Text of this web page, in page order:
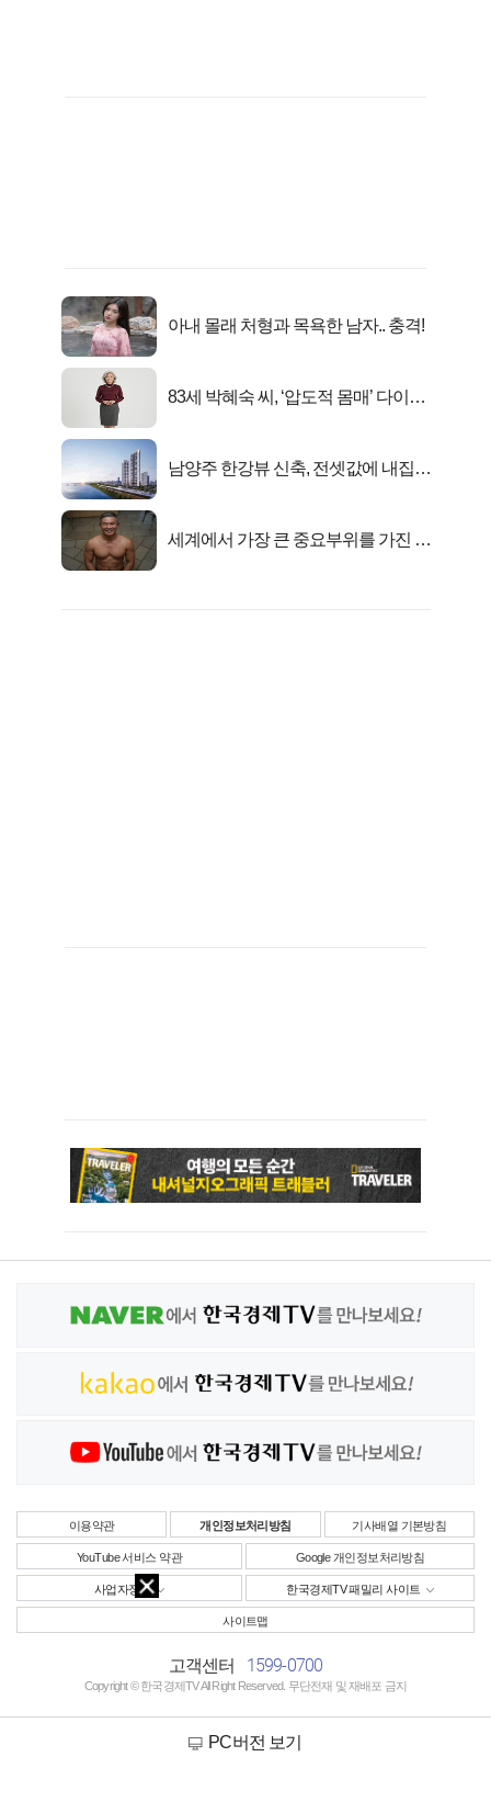
아내 몰래 처형과 목욕한 남자.. 충격!
83세 박혜숙 씨, ‘압도적 몸매’ 다이어
남양주 한강뷰 신축, 전셋값에 내집마
세계에서 가장 큰 중요부위를 가진 남
이용약관 개인정보처리방침 기사배열 기본방침
YouTube 서비스 약관 Google 개인정보처리방침
사업자정보 한국경제TV 패밀리 사이트
사이트맵
고객센터 1599-0700
Copyright © 한국경제TV All Right Reserved. 무단전재 및 재배포 금지
PC버전 보기